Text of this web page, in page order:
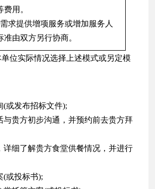
用。
求提供增项服务或增加服务人
准由双方另行协商。
位实际情况选择上述模式或另定模
(或发布招标文件);
与贵方初步沟通，并预约前去贵方拜
详细了解贵方食堂供餐情况，并进行
(或投标书);